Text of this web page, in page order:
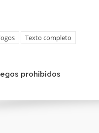
Texto completo
prohibidos